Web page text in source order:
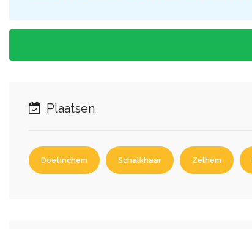
Plaatsen
Doetinchem Schalkhaar Zelhem